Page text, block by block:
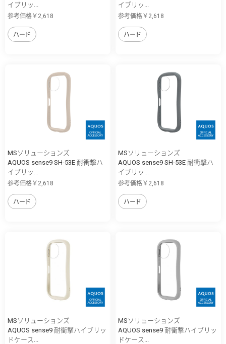
イブリッ...
参考価格￥2,618
ハード
イブリッ...
参考価格￥2,618
ハード
MSソリューションズ
AQUOS sense9 SH-53E 耐衝撃ハ
イブリッ...
参考価格￥2,618
ハード
MSソリューションズ
AQUOS sense9 SH-53E 耐衝撃ハ
イブリッ...
参考価格￥2,618
ハード
MSソリューションズ
AQUOS sense9 耐衝撃ハイブリッ
ドケース...
MSソリューションズ
AQUOS sense9 耐衝撃ハイブリッ
ドケース...